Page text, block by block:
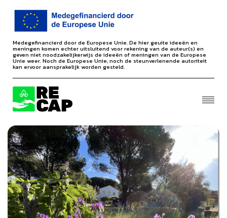
Medegefinancierd door de Europese Unie. De hier geuite ideeën en
meningen komen echter uitsluitend voor rekening van de auteur(s) en
geven niet noodzakelijkerwijs de ideeën of meningen van de Europese
Unie weer. Noch de Europese Unie, noch de steunverlenende autoriteit
kan ervoor aansprakelijk worden gesteld.